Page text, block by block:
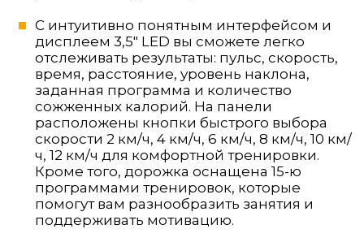
С интуитивно понятным интерфейсом и
дисплеем 3,5" LED вы сможете легко
отслеживать результаты: пульс, скорость,
время, расстояние, уровень наклона,
заданная программа и количество
сожженных калорий. На панели
расположены кнопки быстрого выбора
скорости 2 км/ч, 4 км/ч, 6 км/ч, 8 км/ч, 10 км/
ч, 12 км/ч для комфортной тренировки.
Кроме того, дорожка оснащена 15-ю
программами тренировок, которые
помогут вам разнообразить занятия и
поддерживать мотивацию.